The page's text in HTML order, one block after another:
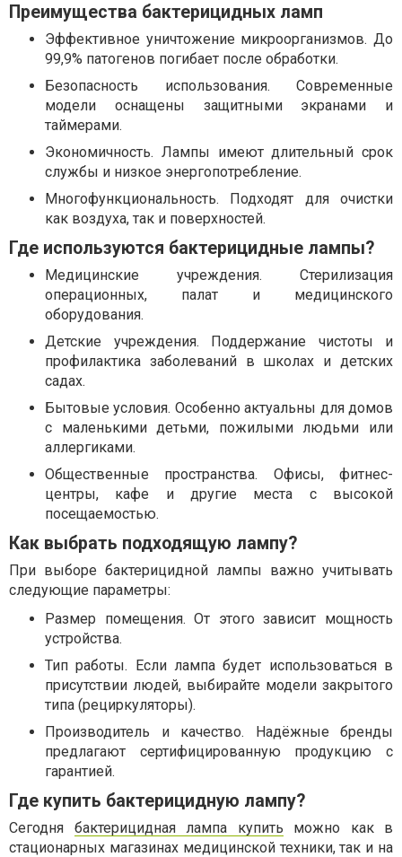
Преимущества бактерицидных ламп
Эффективное уничтожение микроорганизмов. До
99,9% патогенов погибает после обработки.
Безопасность использования. Современные
модели оснащены защитными экранами и
таймерами.
Экономичность. Лампы имеют длительный срок
службы и низкое энергопотребление.
Многофункциональность. Подходят для очистки
как воздуха, так и поверхностей.
Где используются бактерицидные лампы?
Медицинские учреждения. Стерилизация
операционных, палат и медицинского
оборудования.
Детские учреждения. Поддержание чистоты и
профилактика заболеваний в школах и детских
садах.
Бытовые условия. Особенно актуальны для домов
с маленькими детьми, пожилыми людьми или
аллергиками.
Общественные пространства. Офисы, фитнес-
центры, кафе и другие места с высокой
посещаемостью.
Как выбрать подходящую лампу?
При выборе бактерицидной лампы важно учитывать
следующие параметры:
Размер помещения. От этого зависит мощность
устройства.
Тип работы. Если лампа будет использоваться в
присутствии людей, выбирайте модели закрытого
типа (рециркуляторы).
Производитель и качество. Надёжные бренды
предлагают сертифицированную продукцию с
гарантией.
Где купить бактерицидную лампу?
Сегодня бактерицидная лампа купить можно как в
стационарных магазинах медицинской техники, так и на